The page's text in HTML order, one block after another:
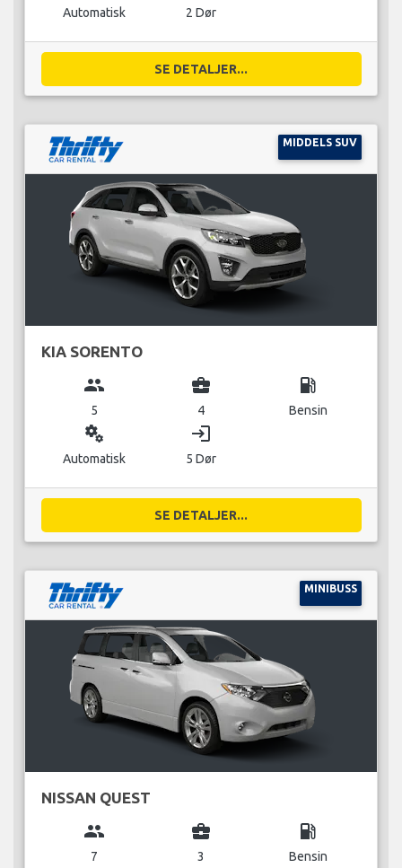
Automatisk 2 Dør
SE DETALJER...
MIDDELS SUV
KIA SORENTO
group
5
business_center
4
local_gas_station
Bensin
miscellaneous_services
Automatisk
login
5 Dør
SE DETALJER...
MINIBUSS
NISSAN QUEST
group
7
business_center
3
local_gas_station
Bensin